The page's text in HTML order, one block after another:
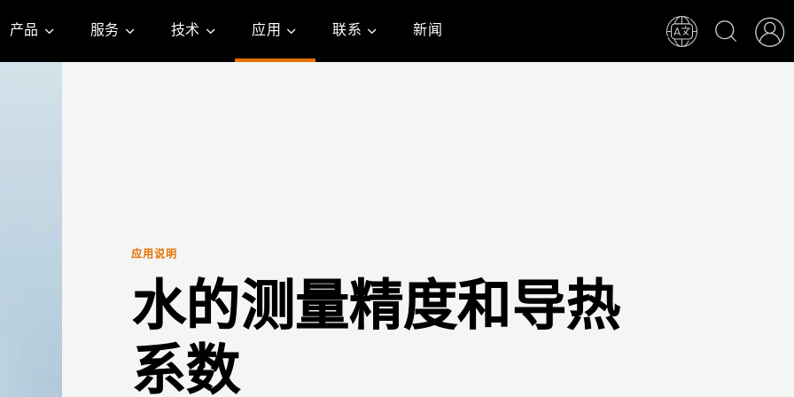
产品 服务 技术 应用 联系 新闻
应用说明
水的测量精度和导热
系数